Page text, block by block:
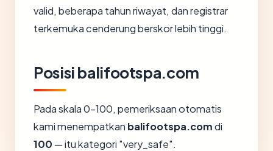
valid, beberapa tahun riwayat, dan registrar
terkemuka cenderung berskor lebih tinggi.
Posisi balifootspa.com
Pada skala 0-100, pemeriksaan otomatis
kami menempatkan balifootspa.comdi
100 — itu kategori "very_safe".